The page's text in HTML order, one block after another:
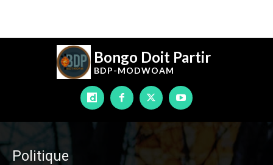
Bongo Doit Partir
BDP-MODWOAM
Politique